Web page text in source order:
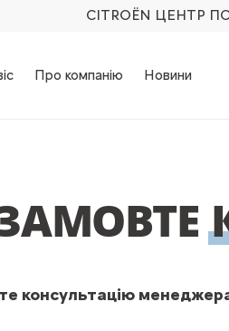
CITROËN ЦЕНТР
Про компанію Новини
консультацію